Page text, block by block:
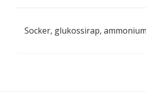
Socker, glukossirap,